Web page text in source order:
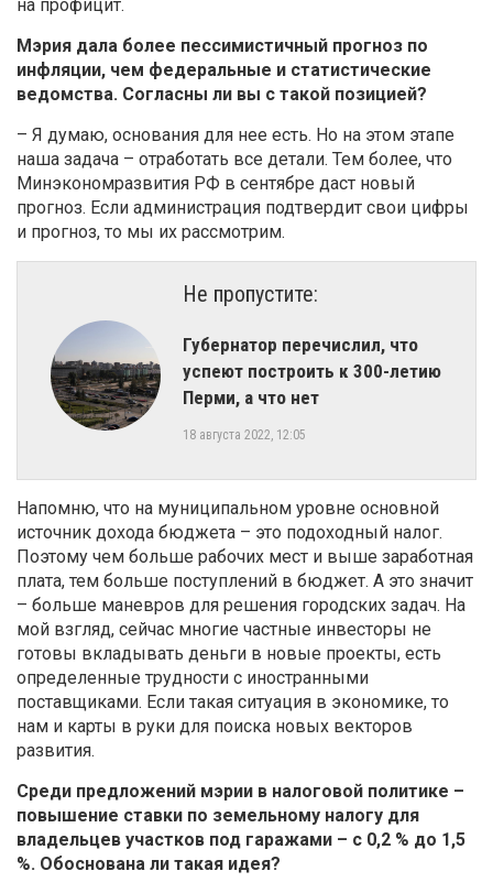
на профицит.
Мэрия дала более пессимистичный прогноз по
инфляции, чем федеральные и статистические
ведомства. Согласны ли вы с такой позицией?
– Я думаю, основания для нее есть. Но на этом этапе
наша задача – отработать все детали. Тем более, что
Минэкономразвития РФ в сентябре даст новый
прогноз. Если администрация подтвердит свои цифры
и прогноз, то мы их рассмотрим.
Не пропустите:
Губернатор перечислил, что
успеют построить к 300-летию
Перми, а что нет
18 августа 2022, 12:05
Напомню, что на муниципальном уровне основной
источник дохода бюджета – это подоходный налог.
Поэтому чем больше рабочих мест и выше заработная
плата, тем больше поступлений в бюджет. А это значит
– больше маневров для решения городских задач. На
мой взгляд, сейчас многие частные инвесторы не
готовы вкладывать деньги в новые проекты, есть
определенные трудности с иностранными
поставщиками. Если такая ситуация в экономике, то
нам и карты в руки для поиска новых векторов
развития.
Среди предложений мэрии в налоговой политике –
повышение ставки по земельному налогу для
владельцев участков под гаражами – с 0,2 % до 1,5
%. Обоснована ли такая идея?